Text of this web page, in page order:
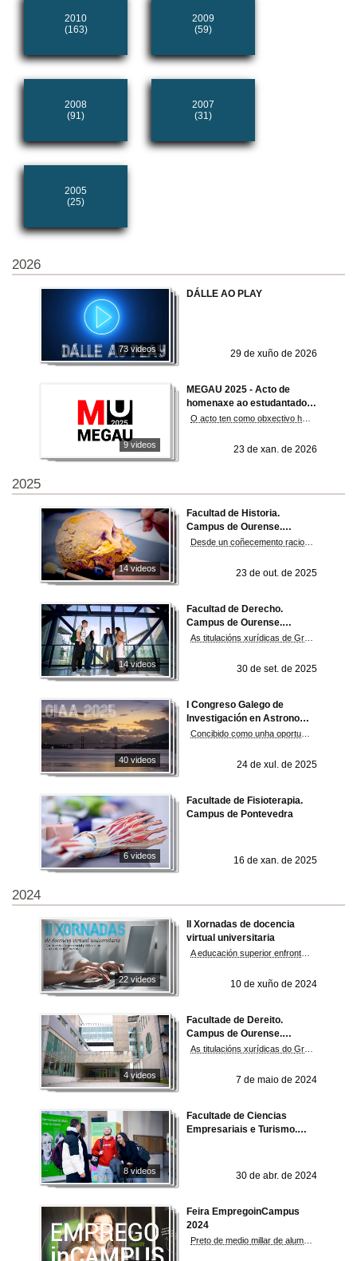
2010
(163)
2009
(59)
2008
(91)
2007
(31)
2005
(25)
2026
73 videos
DÁLLE AO PLAY
29 de xuño de 2026
9 videos
MEGAU 2025 - Acto de
homenaxe ao estudantado
cos mellores expedientes de
acceso á universidade
23 de xan. de 2026
2025
14 videos
Facultad de Historia.
Campus de Ourense.
Universidade de Vigo
23 de out. de 2025
14 videos
Facultad de Derecho.
Campus de Ourense.
Universidade de Vigo
30 de set. de 2025
40 videos
I Congreso Galego de
Investigación en Astronomía
e Astrofísica
24 de xul. de 2025
6 videos
Facultade de Fisioterapia.
Campus de Pontevedra
16 de xan. de 2025
2024
22 videos
II Xornadas de docencia
virtual universitaria
10 de xuño de 2024
4 videos
Facultade de Dereito.
Campus de Ourense.
Universidade de Vigo
7 de maio de 2024
8 videos
Facultade de Ciencias
Empresariais e Turismo.
30 de abr. de 2024
Feira EmpregoinCampus
2024